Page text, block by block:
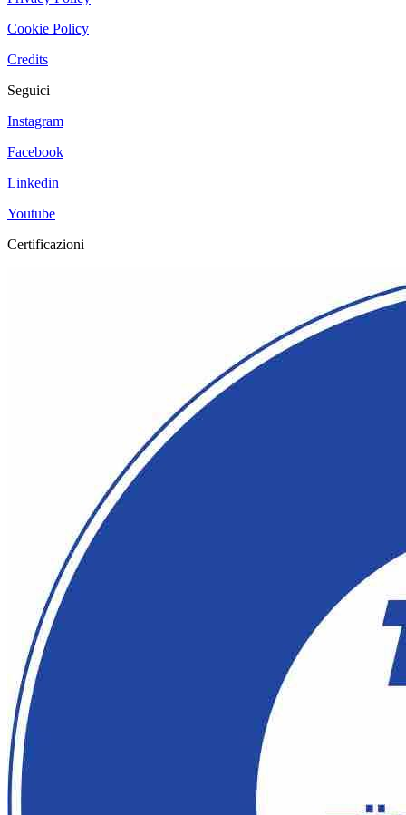
Cookie Policy
Credits
Seguici
Instagram
Facebook
Linkedin
Youtube
Certificazioni